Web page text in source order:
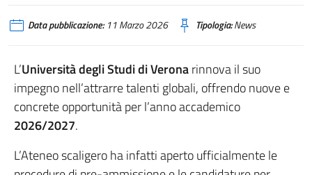
Data pubblicazione:11 Marzo 2026 Tipologia:News
L’Università degli Studi di Veronarinnova il suo
impegno nell’attrarre talenti globali, offrendo nuove e
concrete opportunità per l’anno accademico
2026/2027.
L’Ateneo scaligero ha infatti aperto ufficialmente le